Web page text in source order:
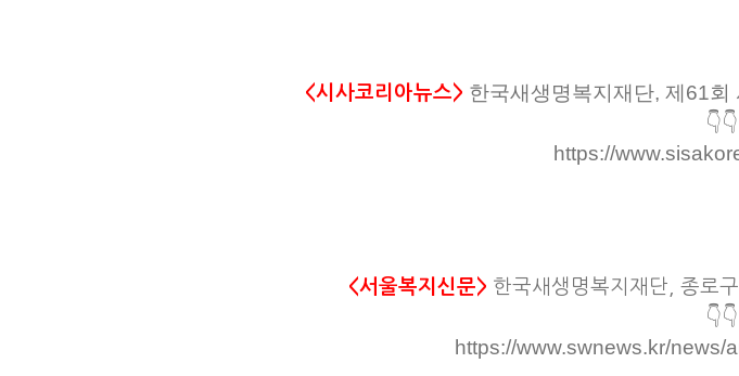
<시사코리아뉴스> 한국새생명복지재단, 제61회
https://
<서울복지신문> 한국새생명복지재단, 종로
https://www.swnews.kr/news/